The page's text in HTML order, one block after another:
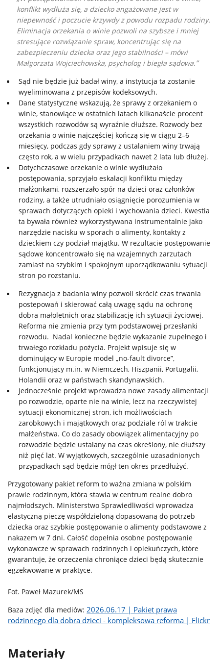
konflikt wydłuża się, a dziecko angażowane jest w
niepewność i poczucie krzywdy z powodu rozpadu rodziny.
Eliminacja orzekania o winie pozwoli na szybsze i mniej
stresujące rozwiązanie spraw, koncentrując się na
zabezpieczeniu dziecka oraz jego stabilności – mówi
Małgorzata Wojciechowska, psycholog i biegła sądowa.
Sąd nie będzie już badał winy, a instytucja ta zostanie
wyeliminowana z przepisów kodeksowych.
Dane statystyczne wskazują, że sprawy z orzekaniem o
winie, stanowiące w ostatnich latach kilkanaście procent
wszystkich rozwodów są wyraźnie dłuższe. Rozwody bez
orzekania o winie najczęściej kończą się w ciągu 2–6
miesięcy, podczas gdy sprawy z ustalaniem winy trwają
często rok, a w wielu przypadkach nawet 2 lata lub dłużej.
Dotychczasowe orzekanie o winie wydłużało
postępowania, sprzyjało eskalacji konfliktu między
małżonkami, rozszerzało spór na dzieci oraz członków
rodziny, a także utrudniało osiągnięcie porozumienia w
sprawach dotyczących opieki i wychowania dzieci. Kwestia
ta bywała również wykorzystywana instrumentalnie jako
narzędzie nacisku w sporach o alimenty, kontakty z
dzieckiem czy podział majątku. W rezultacie postępowanie
sądowe koncentrowało się na wzajemnych zarzutach
zamiast na szybkim i spokojnym uporządkowaniu sytuacji
stron po rozstaniu.
Rezygnacja z badania winy pozwoli skrócić czas trwania
postepowań i skierować całą uwagę sądu na ochronę
dobra małoletnich oraz stabilizację ich sytuacji życiowej.
Reforma nie zmienia przy tym podstawowej przesłanki
rozwodu. Nadal konieczne będzie wykazanie zupełnego i
trwałego rozkładu pożycia. Projekt wpisuje się w
dominujący w Europie model „no-fault divorce”,
funkcjonujący m.in. w Niemczech, Hiszpanii, Portugalii,
Holandii oraz w państwach skandynawskich.
Jednocześnie projekt wprowadza nowe zasady alimentacji
po rozwodzie, oparte nie na winie, lecz na rzeczywistej
sytuacji ekonomicznej stron, ich możliwościach
zarobkowych i majątkowych oraz podziale ról w trakcie
małżeństwa. Co do zasady obowiązek alimentacyjny po
rozwodzie będzie ustalany na czas określony, nie dłuższy
niż pięć lat. W wyjątkowych, szczególnie uzasadnionych
przypadkach sąd będzie mógł ten okres przedłużyć.
Przygotowany pakiet reform to ważna zmiana w polskim
prawie rodzinnym, która stawia w centrum realne dobro
najmłodszych. Ministerstwo Sprawiedliwości wprowadza
elastyczną pieczę współdzieloną dopasowaną do potrzeb
dziecka oraz szybkie postępowanie o alimenty podstawowe z
nakazem w 7 dni. Całość dopełnia osobne postępowanie
wykonawcze w sprawach rodzinnych i opiekuńczych, które
gwarantuje, że orzeczenia chroniące dzieci będą skutecznie
egzekwowane w praktyce.
Fot. Paweł Mazurek/MS
Baza zdjęć dla mediów:2026.06.17 | Pakiet prawa
rodzinnego dla dobra dzieci - kompleksowa reforma | Flickr
Materiały